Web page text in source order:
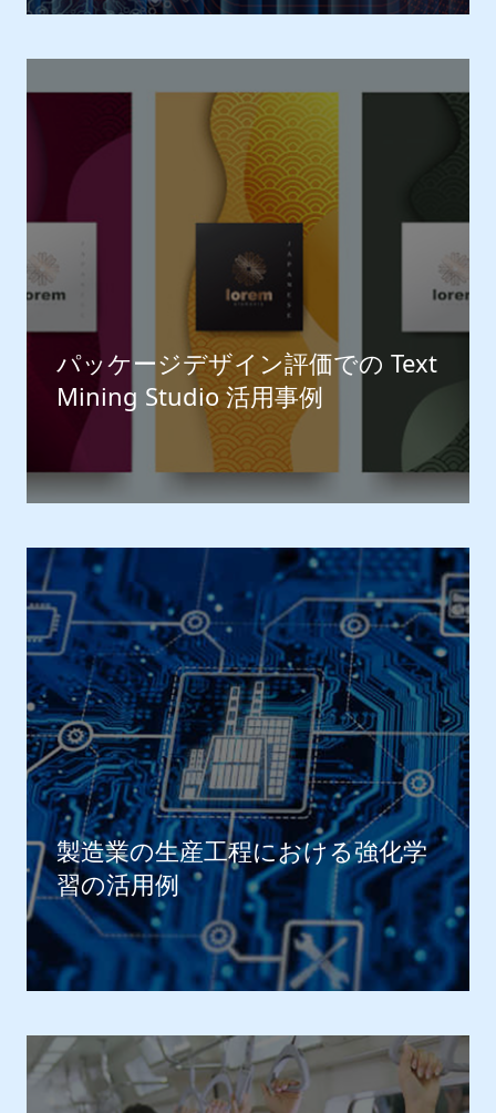
パッケージデザイン評価での Text
Mining Studio 活用事例
製造業の生産工程における強化学
習の活用例